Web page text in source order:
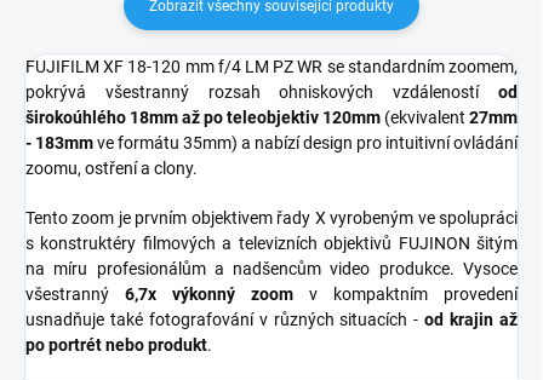
Zobrazit všechny související produkty
FUJIFILM XF 18-120 mm f/4 LM PZ WR se standardním zoomem,
pokrývá všestranný rozsah ohniskových vzdáleností od
širokoúhlého 18mm až po teleobjektiv 120mm (ekvivalent 27mm
- 183mmve formátu 35mm) a nabízí design pro intuitivní ovládání
zoomu, ostřenía clony.
Tento zoom je prvním objektivem řady X vyrobeným ve spolupráci
s konstruktéry filmových a televizních objektivů FUJINON šitým
na míru profesionálům a nadšencům video produkce. Vysoce
všestranný 6,7x výkonný zoom v kompaktním provedení
usnadňuje také fotografování v různých situacích -od krajin až
po portrét nebo produkt.